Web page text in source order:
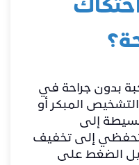
بدون جراحة في
المبكر أو
إلى
إلى تخفيف
الضغط على